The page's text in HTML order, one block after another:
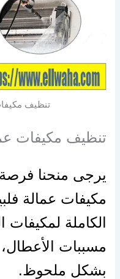
تنظيف
تنظيف مكيفات
يرجى منحنا
مكيفات عمالة
الكاملة لمكيفات
مسببات
بشكل ملحوظ.